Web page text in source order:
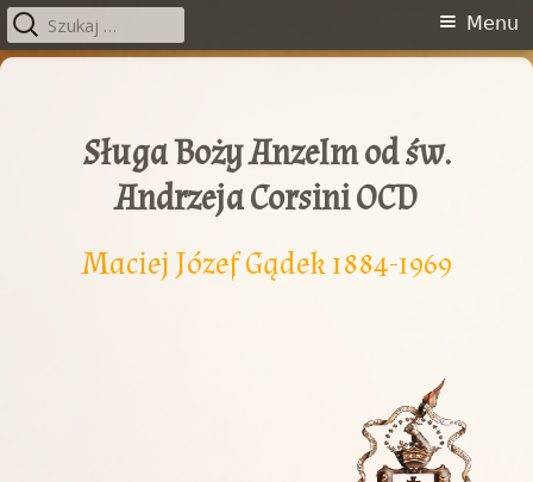
Przeskocz
Sługa Boży Anzelm od św.
Andrzeja Corsini OCD
Maciej Józef Gądek 1884-1969
Menu
główne
Menu
Szukaj: